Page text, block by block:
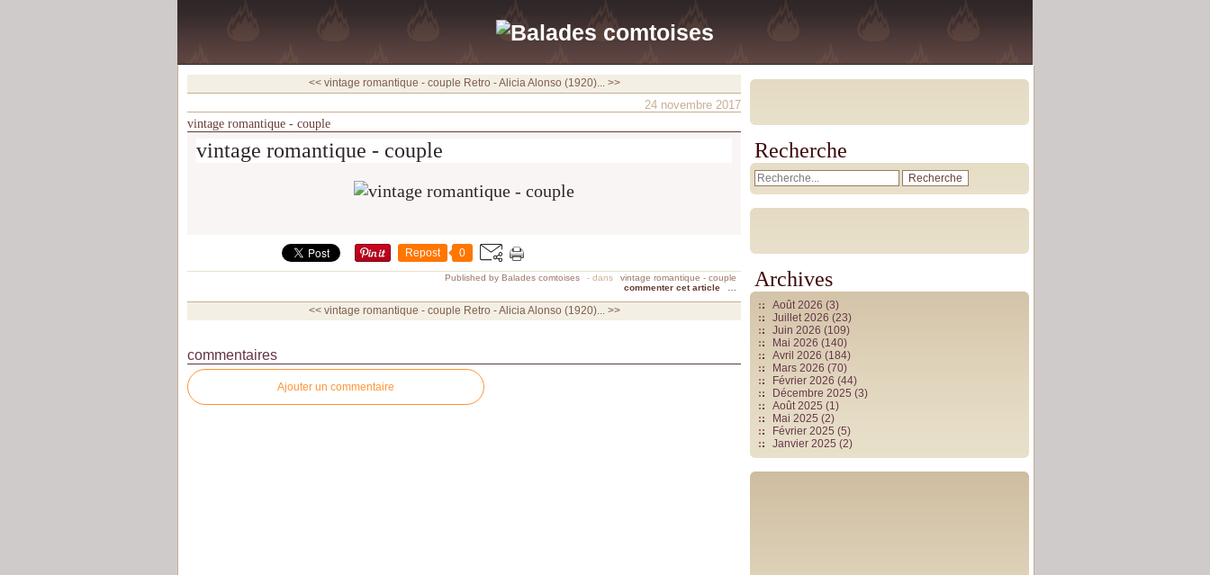
<< vintage romantique - couple Retro - Alicia Alonso (1920)... >>
24 novembre 2017
vintage romantique - couple
vintage romantique - couple
Repost 0
Published by Balades comtoises - dans
vintage romantique - couple
commenter cet article
<< vintage romantique - couple Retro - Alicia Alonso (1920)... >>
commentaires
Ajouter un commentaire
Recherche
Archives
Août 2026 (3)
Juillet 2026 (23)
Juin 2026 (109)
Mai 2026 (140)
Avril 2026 (184)
Mars 2026 (70)
Février 2026 (44)
Décembre 2025 (3)
Août 2025 (1)
Mai 2025 (2)
Février 2025 (5)
Janvier 2025 (2)